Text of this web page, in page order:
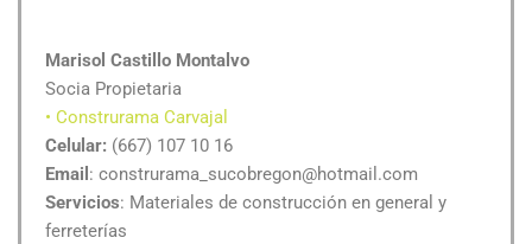
Marisol Castillo Montalvo
Socia Propietaria
• Construrama Carvajal
Celular: (667) 107 10 16
Email : construrama_sucobregon@hotmail.com
Servicios: Materiales de construcción en general y
ferreterías